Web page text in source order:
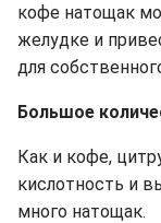
кофе натощак
желудке и
для
Большое
Как и кофе,
кислотность и
много натощак.